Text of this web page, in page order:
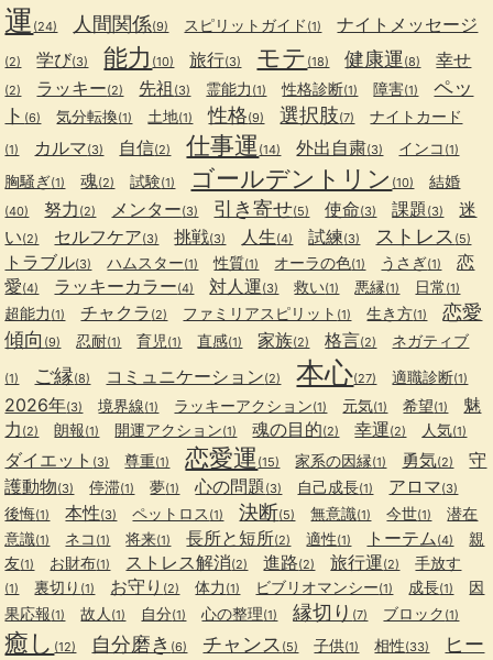
運 (24) 人間関係(9) スピリットガイド (1) ナイトメッセージ
(2) 学び(3) 能力 (10) 旅行(3) モテ (18) 健康運(8) 幸せ
(2) ラッキー(2) 先祖 (3) 霊能力 (1) 性格診断(1) 障害(1)
ペッ
ト (6) 気分転換(1) 土地(1) 性格(9) 選択肢(7) ナイトカード
(1) カルマ(3) 自信(2) 仕事運 (14) 外出自粛(3) インコ (1)
胸騒ぎ(1) 魂(2) 試験(1) ゴールデントリン (10) 結婚
(40) 努力 (2) メンター(3) 引き寄せ(5) 使命(3) 課題(3)
迷
い(2) セルフケア(3) 挑戦(3) 人生(4) 試練(3) ストレス (5)
トラブル(3) ハムスター(1) 性質(1) オーラの色(1) うさぎ(1)
恋
愛(4) ラッキーカラー(4) 対人運(3) 救い(1) 悪縁(1) 日常 (1)
超能力 (1) チャクラ (2) ファミリアスピリット (1) 生き方(1)
恋愛
傾向 (9) 忍耐(1) 育児 (1) 直感(1) 家族(2) 格言(2) ネガティブ
(1) ご縁(8) コミュニケーション(2) 本心(27) 適職診断(1)
2026年(3) 境界線(1) ラッキーアクション(1) 元気(1) 希望(1)
魅
力 (2) 朗報(1) 開運アクション(1) 魂の目的(2) 幸運(2) 人気(1)
ダイエット (3) 尊重(1) 恋愛運 (15) 家系の因縁(1) 勇気(2)
守
護動物(3) 停滞(1) 夢(1) 心の問題(3) 自己成長(1) アロマ(3)
後悔(1) 本性(3) ペットロス (1) 決断(5) 無意識(1) 今世(1)
潜在
意識(1) ネコ (1) 将来(1) 長所と短所(2) 適性(1) トーテム(4)
親
友(1) お財布(1) ストレス解消(2) 進路(2) 旅行運(2) 手放す
(1) 裏切り (1) お守り (2) 体力 (1) ビブリオマンシー(1) 成長(1)
因
果応報(1) 故人 (1) 自分(1) 心の整理(1) 縁切り (7) ブロック (1)
癒し (12) 自分磨き (6) チャンス (5) 子供(1) 相性(33)
ヒー